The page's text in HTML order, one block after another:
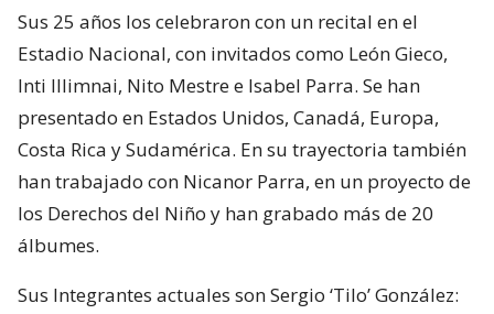
Sus 25 años los celebraron con un recital en el
Estadio Nacional, con invitados como León Gieco,
Inti Illimnai, Nito Mestre e Isabel Parra. Se han
presentado en Estados Unidos, Canadá, Europa,
Costa Rica y Sudamérica. En su trayectoria también
han trabajado con Nicanor Parra, en un proyecto de
los Derechos del Niño y han grabado más de 20
álbumes.
Sus Integrantes actuales son Sergio ‘Tilo’ González: